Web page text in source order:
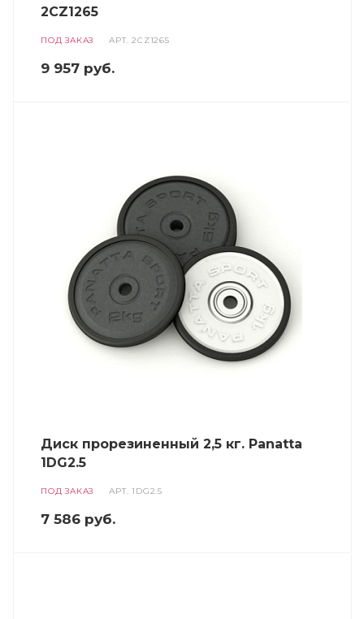
2CZ1265
ПОД ЗАКАЗ АРТ.2CZ1265
9 957 руб.
Диск прорезиненный 2,5 кг. Panatta
1DG2.5
ПОД ЗАКАЗ АРТ.1DG2.5
7 586 руб.